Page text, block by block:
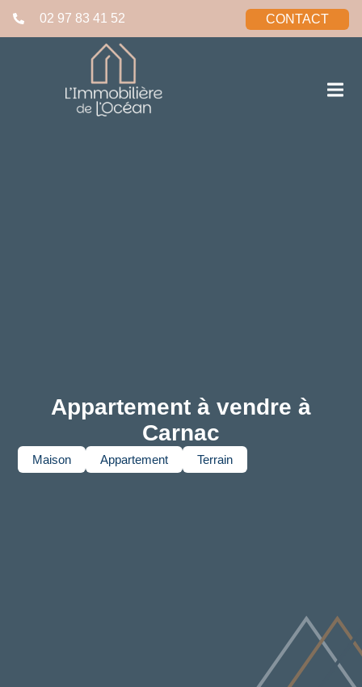
02 97 83 41 52 CONTACT
Appartement à vendre à
Carnac
Maison Appartement Terrain